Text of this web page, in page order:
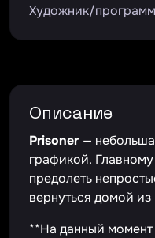
Художник/
Описание
Prisoner —
графикой.
предолеть
вернуться домой
**На данный момент